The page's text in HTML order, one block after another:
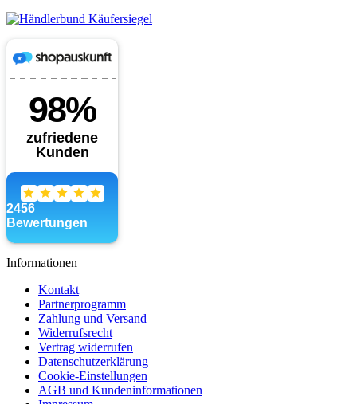
Informationen
Kontakt
Partnerprogramm
Zahlung und Versand
Widerrufsrecht
Vertrag widerrufen
Datenschutzerklärung
Cookie-Einstellungen
AGB und Kundeninformationen